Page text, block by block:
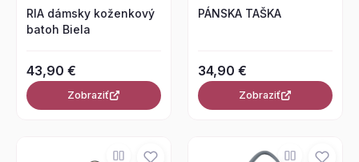
RIA dámsky koženkový
batoh Biela
43,90 €
Zobraziť
PÁNSKA TAŠKA
34,90 €
Zobraziť